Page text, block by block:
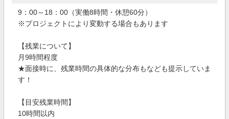
9：00～18：00（実働8時間・休憩60分）
※プロジェクトにより変動する場合もあります
【残業について】
月9時間程度
★面接時に、残業時間の具体的な分布もなども提示していま
す！
【目安残業時間】
10時間以内